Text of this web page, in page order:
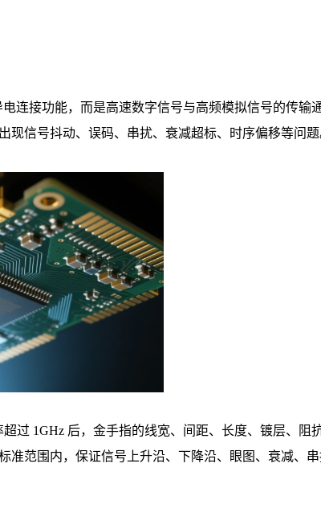
连接功能，而是高速数字信号与高频模拟信号的传输
信号抖动、误码、串扰、衰减超标、时序偏移等问题
过 1GHz 后，金手指的线宽、间距、长度、镀层、阻
范围内，保证信号上升沿、下降沿、眼图、衰减、